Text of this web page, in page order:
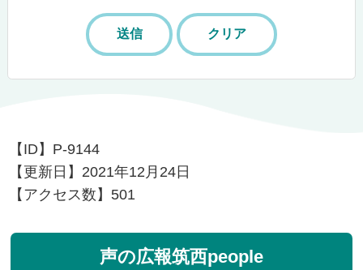
【ID】 P-9144
【更新日】 2021年12月24日
【アクセス数】 501
声の広報筑西people